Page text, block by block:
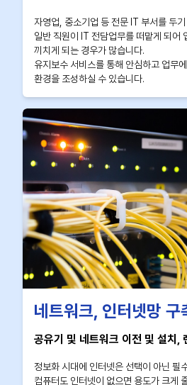
자영업, 중소기업 등 전문 IT 부서를 두
일반 직원이 IT 전담업무를 떠맡게 되어
끼치게 되는 경우가 많습니다.
유지보수 서비스를 통해 안심하고 업무
환경을 조성하실 수 있습니다.
네트워크, 인터넷망 구
공유기 및 네트워크 이전 및 설치,
정보화 시대에 인터넷은 선택이 아닌 필
컴퓨터도 인터넷이 없으면 용도가 크게